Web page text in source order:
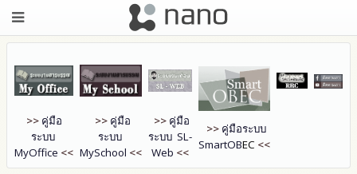
>> คู่มือ
ระบบ
MyOffice <<
>> คู่มือ
ระบบ
MySchool <<
>> คู่มือ
ระบบ SL-
Web <<
>> คู่มือระบบ
SmartOBEC <<